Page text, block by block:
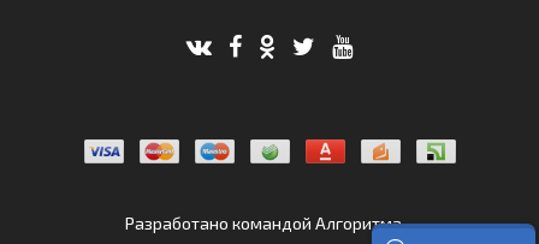
Разработано командой Алгоритма